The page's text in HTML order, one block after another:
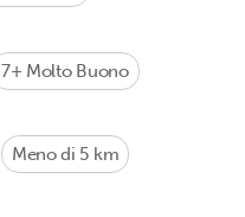
7+ Molto Buono
Meno di 5 km